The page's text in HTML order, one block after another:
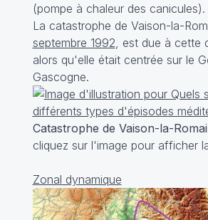
(pompe à chaleur des canicules).
La catastrophe de Vaison-la-
septembre 1992 , est due à cette
alors qu'elle était centrée sur le
Gascogne.
Catastrophe de Vaison-la-
cliquez sur l'image pour afficher
Zonal dynamique